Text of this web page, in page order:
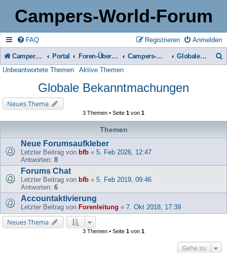
Campers-World-Forum
FAQ Anmelden
Registrieren
Campers-World-Forum Portal Foren-Übersicht Campers-World-Forum Intern Globale Bekanntmachungen
Unbeantwortete Themen Aktive Themen
Globale Bekanntmachungen
Neues Thema
3 Themen • Seite 1 von 1
Themen
Neue Forumsaufkleber
Letzter Beitrag von bfb « 5. Feb 2026, 12:47
Antworten: 8
Forums Chat
Letzter Beitrag von bfb « 5. Feb 2019, 09:46
Antworten: 6
Accountaktivierung
Letzter Beitrag von Forenleitung « 7. Okt 2018, 17:39
Neues Thema
3 Themen • Seite 1 von 1
Gehe zu